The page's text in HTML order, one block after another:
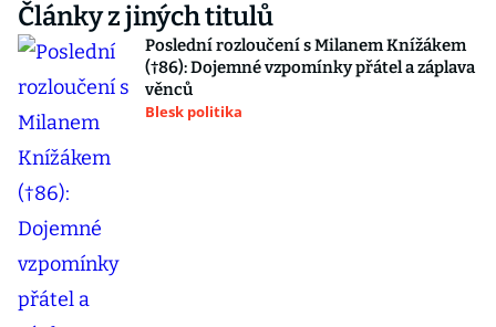
Články z jiných titulů
Poslední rozloučení s Milanem Knížákem
(†86): Dojemné vzpomínky přátel a záplava
věnců
Blesk politika